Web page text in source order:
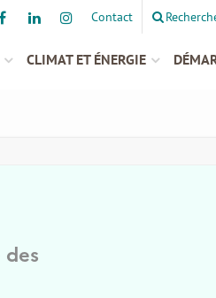
Contact
CLIMAT ET ÉNERGIE